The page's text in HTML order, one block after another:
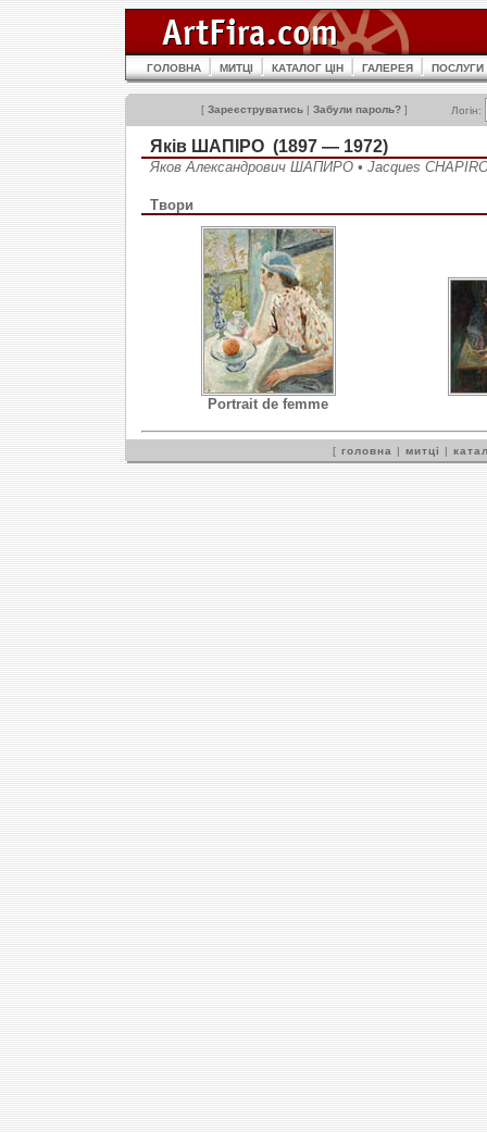
ГОЛОВНА МИТЦІ КАТАЛОГ ЦІН ГАЛЕРЕЯ ПОСЛУГИ
[ Зареєструватись | Забули пароль? ] Логін:
Яків ШАПІРО (1897 — 1972)
Яков Александрович ШАПИРО • Jacques
Твори
Portrait de femme
[ головна | митці |